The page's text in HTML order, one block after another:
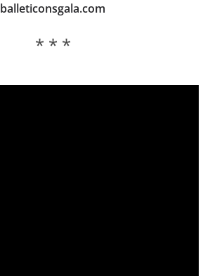
balleticonsgala.com
* * *